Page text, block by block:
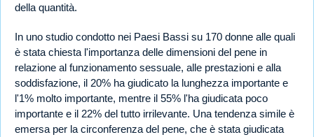
della quantità.
In uno studio condotto nei Paesi Bassi su 170 donne alle quali
è stata chiesta l'importanza delle dimensioni del pene in
relazione al funzionamento sessuale, alle prestazioni e alla
soddisfazione, il 20% ha giudicato la lunghezza importante e
l'1% molto importante, mentre il 55% l'ha giudicata poco
importante e il 22% del tutto irrilevante. Una tendenza simile è
emersa per la circonferenza del pene, che è stata giudicata